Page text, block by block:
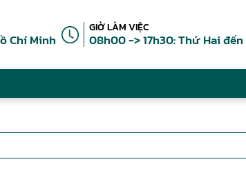
Chí Minh
GIỜ LÀM VIỆC
08h00 -> 17h30: Thứ Hai